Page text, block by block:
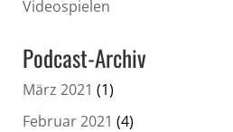
Videospielen
Podcast-Archiv
März 2021 (1)
Februar 2021 (4)